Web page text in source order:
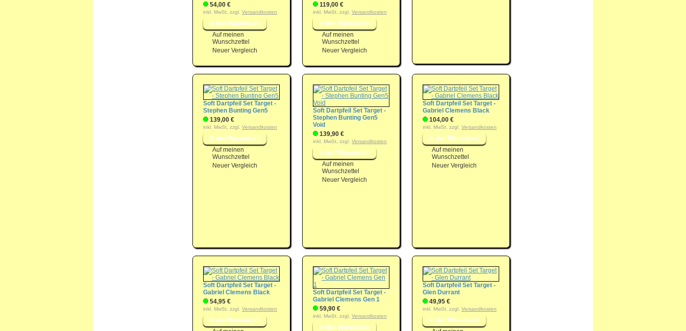
54,00 €
inkl. MwSt, zzgl. Versandkosten
Auf meinen
Wunschzettel
Neuer Vergleich
119,00 €
inkl. MwSt, zzgl. Versandkosten
Auf meinen
Wunschzettel
Neuer Vergleich
Soft Dartpfeil Set Target -
Stephen Bunting Gen5
139,00 €
inkl. MwSt, zzgl. Versandkosten
Auf meinen
Wunschzettel
Neuer Vergleich
Soft Dartpfeil Set Target -
Stephen Bunting Gen5
Void
139,90 €
inkl. MwSt, zzgl. Versandkosten
Auf meinen
Wunschzettel
Neuer Vergleich
Soft Dartpfeil Set Target -
Gabriel Clemens Black
104,00 €
inkl. MwSt, zzgl. Versandkosten
Auf meinen
Wunschzettel
Neuer Vergleich
Soft Dartpfeil Set Target -
Gabriel Clemens Black
54,95 €
inkl. MwSt, zzgl. Versandkosten
Soft Dartpfeil Set Target -
Gabriel Clemens Gen 1
59,90 €
inkl. MwSt, zzgl. Versandkosten
Soft Dartpfeil Set Target -
Glen Durrant
49,95 €
inkl. MwSt, zzgl. Versandkosten